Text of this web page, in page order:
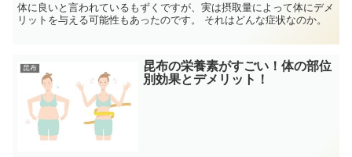
体に良いと言われているもずくですが、実は摂取量によって体にデメ
リットを与える可能性もあったのです。 それはどんな症状なのか。
昆布
昆布の栄養素がすごい！体の部位
別効果とデメリット！